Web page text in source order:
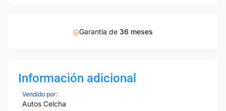
Garantia de 36 meses
Información adicional
Vendido por:
Autos Celcha